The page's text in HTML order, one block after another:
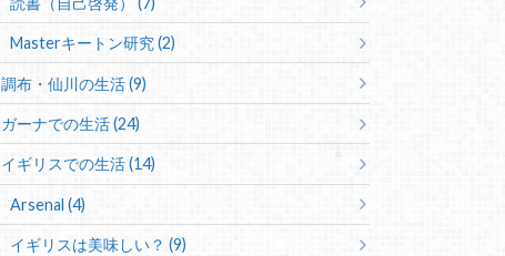
Masterキートン研究 (2)
調布・仙川の生活 (9)
ガーナでの生活 (24)
イギリスでの生活 (14)
Arsenal (4)
イギリスは美味しい？ (9)